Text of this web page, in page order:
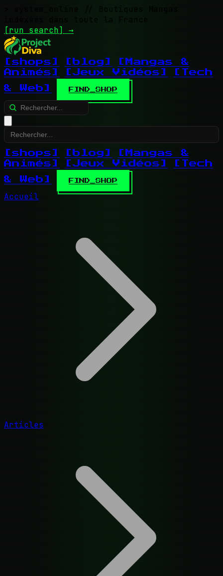
// Boutiques Mangas
indexées dans toute la France
[run search] →
[shops] [blog]
[Mangas &
Animés]
[Jeux Vidéos]
[Tech
& Web]
FIND_SHOP
[shops] [blog]
[Mangas &
Animés]
[Jeux Vidéos]
[Tech
& Web]
FIND_SHOP
Accueil
Articles